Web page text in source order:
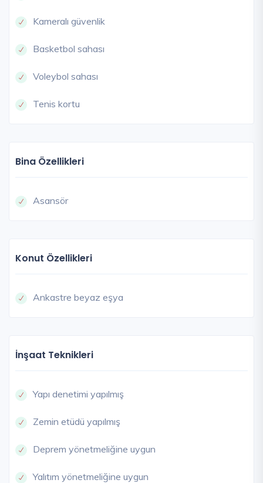
Kameralı güvenlik
Basketbol sahası
Voleybol sahası
Tenis kortu
Bina Özellikleri
Asansör
Konut Özellikleri
Ankastre beyaz eşya
İnşaat Teknikleri
Yapı denetimi yapılmış
Zemin etüdü yapılmış
Deprem yönetmeliğine uygun
Yalıtım yönetmeliğine uygun